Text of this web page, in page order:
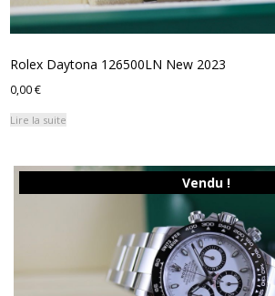
Rolex Daytona 126500LN New 2023
0,00€
Lire la suite
Vendu !